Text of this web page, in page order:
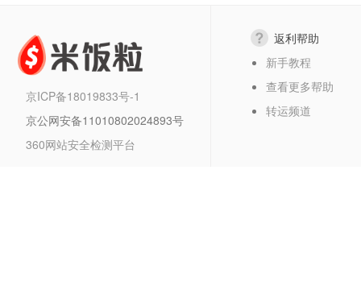
京ICP备18019833号-1
京公网安备11010802024893号
360网站安全检测平台
返利帮助
新手教程
查看更多帮助
转运频道